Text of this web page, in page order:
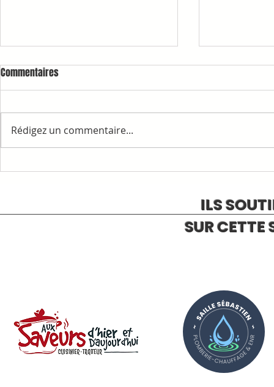
RAPPELS ET INFORMATIONS 1ère
Commentaires
Rédigez un commentaire...
ILS
SUR